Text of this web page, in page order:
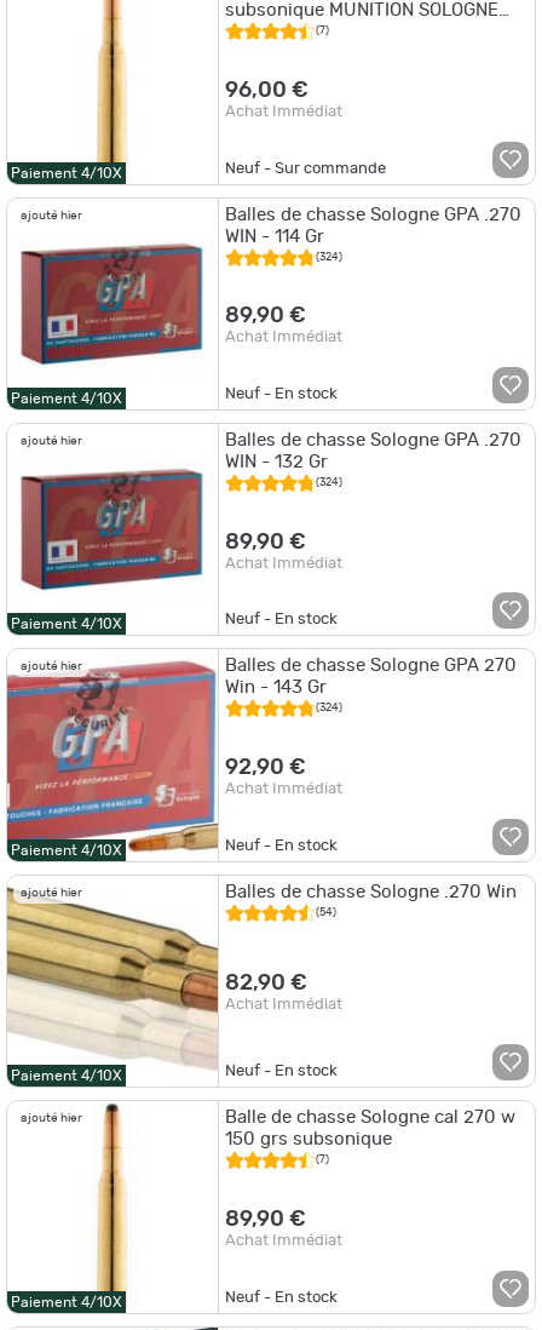
Paiement 4/10X
subsonique MUNITION SOLOGNE
CAL 270 W 150 GRS SUBSONIQUE
(7)
96,00 €
Achat Immédiat
Neuf - Sur commande
ajouté hier
Paiement 4/10X
Balles de chasse Sologne GPA .270
WIN - 114 Gr
(324)
89,90 €
Achat Immédiat
Neuf - En stock
ajouté hier
Paiement 4/10X
Balles de chasse Sologne GPA .270
WIN - 132 Gr
(324)
89,90 €
Achat Immédiat
Neuf - En stock
ajouté hier
Paiement 4/10X
Balles de chasse Sologne GPA 270
Win - 143 Gr
(324)
92,90 €
Achat Immédiat
Neuf - En stock
ajouté hier
Paiement 4/10X
Balles de chasse Sologne .270 Win
(54)
82,90 €
Achat Immédiat
Neuf - En stock
ajouté hier
Paiement 4/10X
Balle de chasse Sologne cal 270 w
150 grs subsonique
(7)
89,90 €
Achat Immédiat
Neuf - En stock